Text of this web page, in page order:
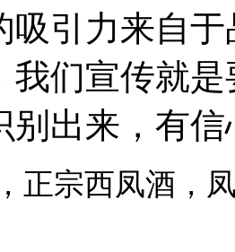
力来自于
我们宣传就
别出来，有
正宗西凤酒